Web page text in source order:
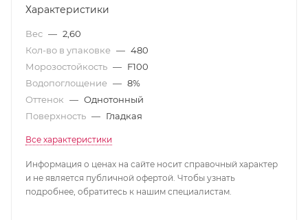
Характеристики
Вес — 2,60
Кол-во в упаковке — 480
Морозостойкость — F100
Водопоглощение — 8%
Оттенок — Однотонный
Поверхность — Гладкая
Все характеристики
Информация о ценах на сайте носит справочный характер
и не является публичной офертой. Чтобы узнать
подробнее, обратитесь к нашим специалистам.